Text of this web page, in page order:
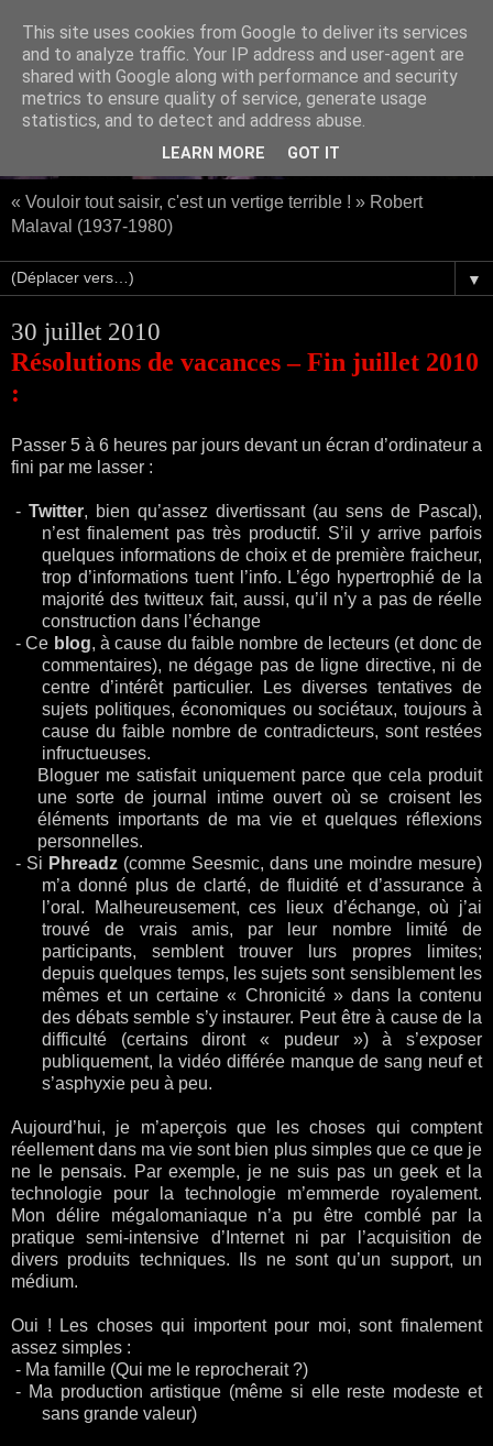
« Vouloir tout saisir, c'est un vertige terrible ! » Robert
Malaval (1937-1980)
▼
30 juillet 2010
Résolutions de vacances – Fin juillet 2010
:
Passer 5 à 6 heures par jours devant un écran d’ordinateur a
fini par me lasser :
- Twitter, bien qu’assez divertissant (au sens de Pascal),
n’est finalement pas très productif. S’il y arrive parfois
quelques informations de choix et de première fraicheur,
trop d’informations tuent l’info. L’égo hypertrophié de la
majorité des twitteux fait, aussi, qu’il n’y a pas de réelle
construction dans l’échange
- Ce blog, à cause du faible nombre de lecteurs (et donc de
commentaires), ne dégage pas de ligne directive, ni de
centre d’intérêt particulier. Les diverses tentatives de
sujets politiques, économiques ou sociétaux, toujours à
cause du faible nombre de contradicteurs, sont restées
infructueuses.
Bloguer me satisfait uniquement parce que cela produit
une sorte de journal intime ouvert où se croisent les
éléments importants de ma vie et quelques réflexions
personnelles.
- Si Phreadz (comme Seesmic, dans une moindre mesure)
m’a donné plus de clarté, de fluidité et d’assurance à
l’oral. Malheureusement, ces lieux d’échange, où j’ai
trouvé de vrais amis, par leur nombre limité de
participants, semblent trouver lurs propres limites;
depuis quelques temps, les sujets sont sensiblement les
mêmes et un certaine « Chronicité » dans la contenu
des débats semble s’y instaurer. Peut être à cause de la
difficulté (certains diront « pudeur ») à s’exposer
publiquement, la vidéo différée manque de sang neuf et
s’asphyxie peu à peu.
Aujourd’hui, je m’aperçois que les choses qui comptent
réellement dans ma vie sont bien plus simples que ce que je
ne le pensais. Par exemple, je ne suis pas un geek et la
technologie pour la technologie m’emmerde royalement.
Mon délire mégalomaniaque n’a pu être comblé par la
pratique semi-intensive d’Internet ni par l’acquisition de
divers produits techniques. Ils ne sont qu’un support, un
médium.
Oui ! Les choses qui importent pour moi, sont finalement
assez simples :
- Ma famille (Qui me le reprocherait ?)
- Ma production artistique (même si elle reste modeste et
sans grande valeur)
This site uses cookies from Google to deliver its services
and to analyze traffic. Your IP address and user-agent are
shared with Google along with performance and security
metrics to ensure quality of service, generate usage
statistics, and to detect and address abuse.
LEARN MORE GOT IT